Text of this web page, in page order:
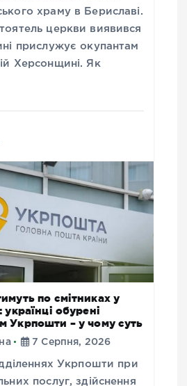
храму в Бериславі.
церкви виявився
прислужує окупантам
Херсонщині. Як
по смітниках у
обурені
Укрпошти – у чому суть
7 Серпня, 2026
Укрпошти при
послуг, здійснення